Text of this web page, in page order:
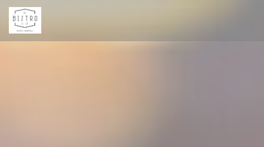
Personalización de sus opciones de cookies